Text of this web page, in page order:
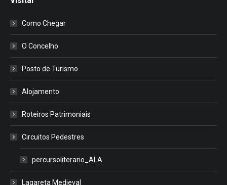
Como Chegar
O Concelho
Posto de Turismo
Alojamento
Roteiros Patrimoniais
Circuitos Pedestres
percursoliterario_ALA
Lagareta Medieval